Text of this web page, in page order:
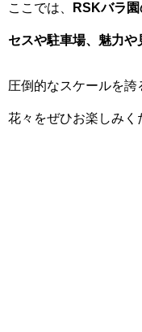
ここでは、 RSKバラ
セスや駐車場、魅力や
圧倒的なスケールを
花々をぜひお楽しみく